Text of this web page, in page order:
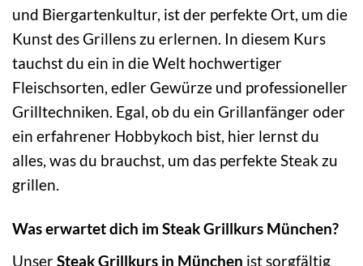
und Biergartenkultur, ist der perfekte Ort, um die
Kunst des Grillens zu erlernen. In diesem Kurs
tauchst du ein in die Welt hochwertiger
Fleischsorten, edler Gewürze und professioneller
Grilltechniken. Egal, ob du ein Grillanfänger oder
ein erfahrener Hobbykoch bist, hier lernst du
alles, was du brauchst, um das perfekte Steak zu
grillen.
Was erwartet dich im Steak Grillkurs München?
UnserSteak Grillkurs in München ist sorgfältig